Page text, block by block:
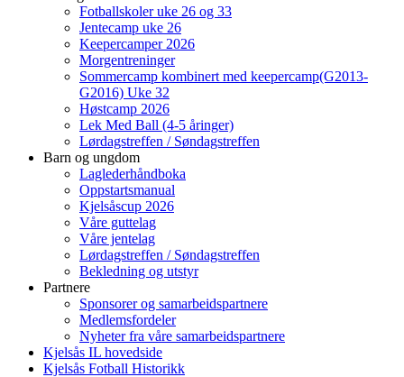
Fotballskoler uke 26 og 33
Jentecamp uke 26
Keepercamper 2026
Morgentreninger
Sommercamp kombinert med keepercamp(G2013-
G2016) Uke 32
Høstcamp 2026
Lek Med Ball (4-5 åringer)
Lørdagstreffen / Søndagstreffen
Barn og ungdom
Laglederhåndboka
Oppstartsmanual
Kjelsåscup 2026
Våre guttelag
Våre jentelag
Lørdagstreffen / Søndagstreffen
Bekledning og utstyr
Partnere
Sponsorer og samarbeidspartnere
Medlemsfordeler
Nyheter fra våre samarbeidspartnere
Kjelsås IL hovedside
Kjelsås Fotball Historikk